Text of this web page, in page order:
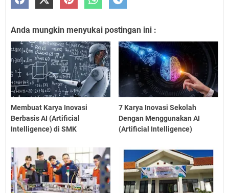
Anda mungkin menyukai postingan ini :
Membuat Karya Inovasi
Berbasis AI (Artificial
Intelligence) di SMK
7 Karya Inovasi Sekolah
Dengan Menggunakan AI
(Artificial Intelligence)